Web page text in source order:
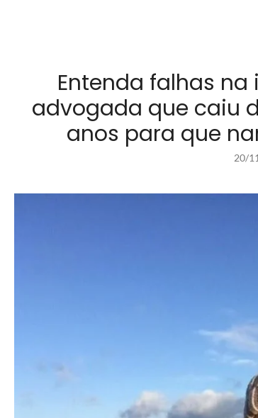
Entenda falhas
advogada que caiu
anos para que
20/